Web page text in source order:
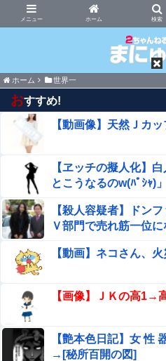
ホーム
まにゅそく 2chまとめ
ホーム 世界一
おすすめ!
【動画像】天然Ｊカ
【ヱッチの擬人化】
とこうなるのw(ﾊﾟｼｬ)
【殺人容疑者】ドン
Ｖ部門で売れ筋一位
【動画】ネコさん、
【画像】ＪＫの高1→
【艶本色日記】女 性
→[秘所百開の図]